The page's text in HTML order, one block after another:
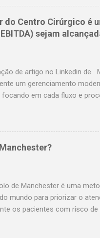
Hospital
do Centro Cirúrgico é
sejam
de artigo no Linkedin de
um gerenciamento
focando em cada fluxo e
de produção indireta,
no IBITDA né? O que
de atuar tanto como
de Manchester é uma
mundo para priorizar o
os pacientes com risco
qualquer protocolo de